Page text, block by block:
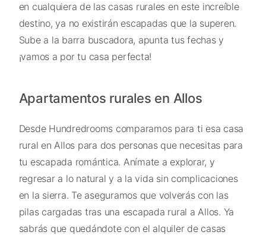
en cualquiera de las casas rurales en este increíble
destino, ya no existirán escapadas que la superen.
Sube a la barra buscadora, apunta tus fechas y
¡vamos a por tu casa perfecta!
Apartamentos rurales en Allos
Desde Hundredrooms comparamos para ti esa casa
rural en Allos para dos personas que necesitas para
tu escapada romántica. Anímate a explorar, y
regresar a lo natural y a la vida sin complicaciones
en la sierra. Te aseguramos que volverás con las
pilas cargadas tras una escapada rural a Allos. Ya
sabrás que quedándote con el alquiler de casas